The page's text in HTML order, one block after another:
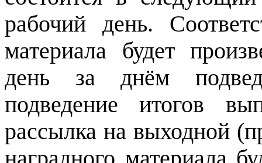
рабочий день.
материала будет
день за днём
подведение итогов
рассылка на выходной